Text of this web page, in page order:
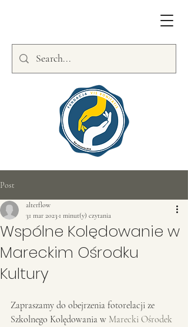
Post
Wspólne Kolędowanie w
Mareckim Ośrodku
Kultury
alterflow
31 mar 2023 1 minut(y) czytania
Zapraszamy do obejrzenia fotorelacji ze
Szkolnego Kolędowania w Marecki Ośrodek